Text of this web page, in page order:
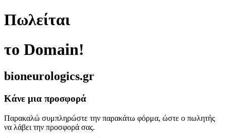
Πωλείται
το Domain!
bioneurologics.gr
Κάνε μια προσφορά
Παρακαλώ συμπληρώστε την παρακάτω φόρμα, ώστε ο πωλητής
να λάβει την προσφορά σας.